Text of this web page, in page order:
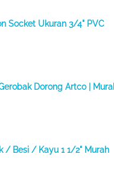
Socket Ukuran 3/4" PVC
Dorong Artco |
/ Besi / Kayu 1 1/2" Murah